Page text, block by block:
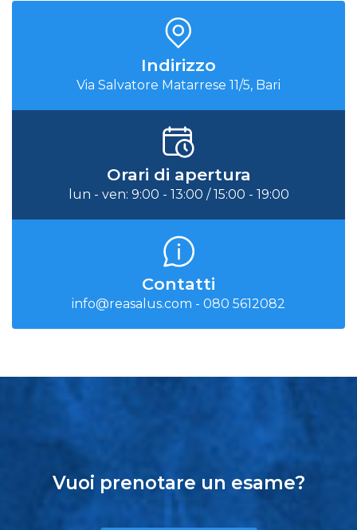
Indirizzo
Via Salvatore Matarrese 11/5, Bari
Orari di apertura
lun - ven: 9:00 - 13:00 / 15:00 - 19:00
Contatti
info@reasalus.com - 080 5612082
Vuoi prenotare un esame?